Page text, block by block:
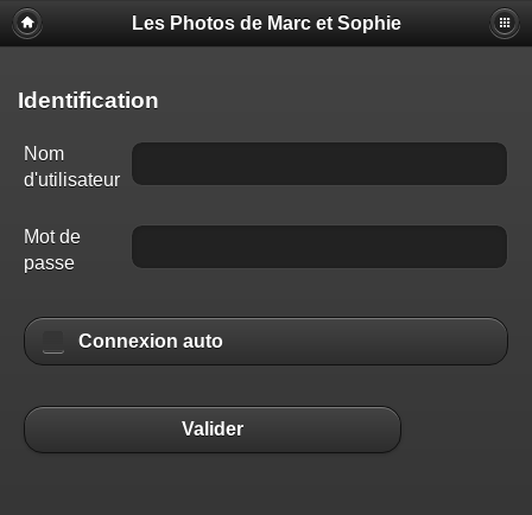
Les Photos de Marc et Sophie
Identification
Nom
d'utilisateur
Mot de
passe
Connexion auto
Valider